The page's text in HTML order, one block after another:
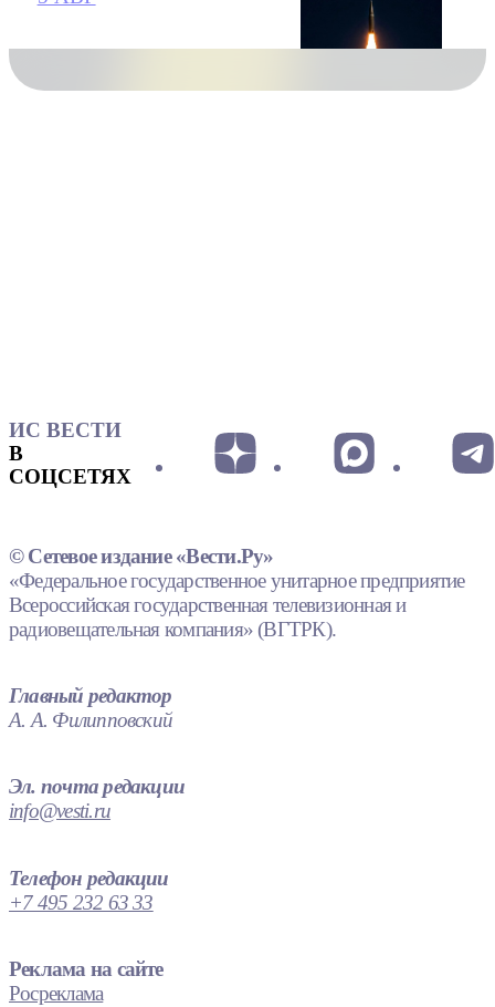
ИС ВЕСТИ
В
СОЦСЕТЯХ
© Сетевое издание «Вести.Ру»
«Федеральное государственное унитарное предприятие
Всероссийская государственная телевизионная и
радиовещательная компания» (ВГТРК).
Главный редактор
А. А. Филипповский
Эл. почта редакции
info@vesti.ru
Телефон редакции
+7 495 232 63 33
Реклама на сайте
Росреклама